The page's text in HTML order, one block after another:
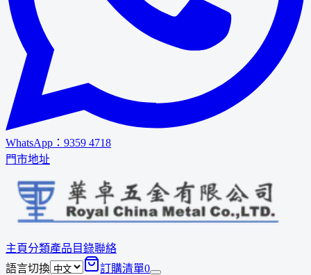
WhatsApp： 9359 4718
門市地址
主頁分類產品 目錄聯絡
語言切換
訂購清單0